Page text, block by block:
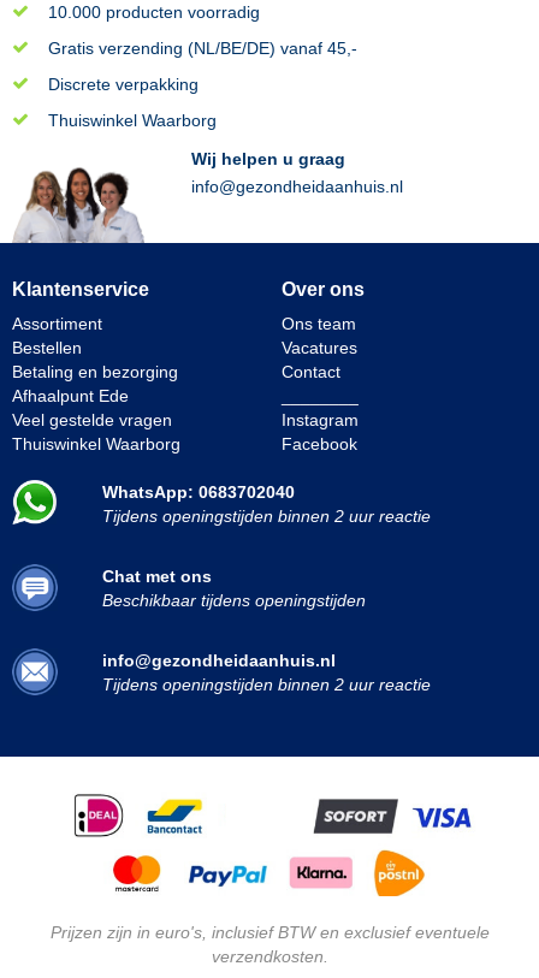
10.000 producten voorradig
Gratis verzending (NL/BE/DE) vanaf 45,-
Discrete verpakking
Thuiswinkel Waarborg
Wij helpen u graag
info@gezondheidaanhuis.nl
Klantenservice
Assortiment
Bestellen
Betaling en bezorging
Afhaalpunt Ede
Veel gestelde vragen
Thuiswinkel Waarborg
Over ons
Ons team
Vacatures
Contact
Instagram
Facebook
WhatsApp: 0683702040
Tijdens openingstijden binnen 2 uur reactie
Chat met ons
Beschikbaar tijdens openingstijden
info@gezondheidaanhuis.nl
Tijdens openingstijden binnen 2 uur reactie
Prijzen zijn in euro's, inclusief BTW en exclusief eventuele
verzendkosten.